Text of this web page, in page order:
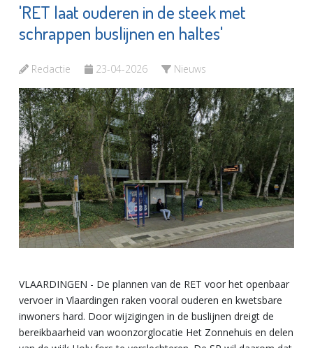
'RET laat ouderen in de steek met
schrappen buslijnen en haltes'
Redactie 23-04-2026 Nieuws
VLAARDINGEN - De plannen van de RET voor het openbaar
vervoer in Vlaardingen raken vooral ouderen en kwetsbare
inwoners hard. Door wijzigingen in de buslijnen dreigt de
bereikbaarheid van woonzorglocatie Het Zonnehuis en delen